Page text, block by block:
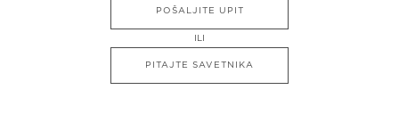
POŠALJITE UPIT
ILI
PITAJTE SAVETNIKA